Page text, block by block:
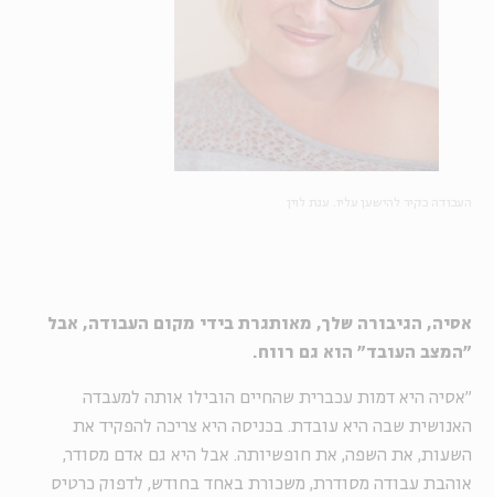
אסיה, הגיבורה שלך, מאותגרת בידי מקום העבודה, אבל
"המצב העובד" הוא גם רווח.
"אסיה היא דמות עכברית שהחיים הובילו אותה למעבדה
האנושית שבה היא עובדת. בכניסה היא צריכה להפקיד את
השעות, את השפה, את חופשיותה. אבל היא גם אדם מסודר,
אוהבת עבודה מסודרת, משכורת באחד בחודש, לדפוק כרטיס